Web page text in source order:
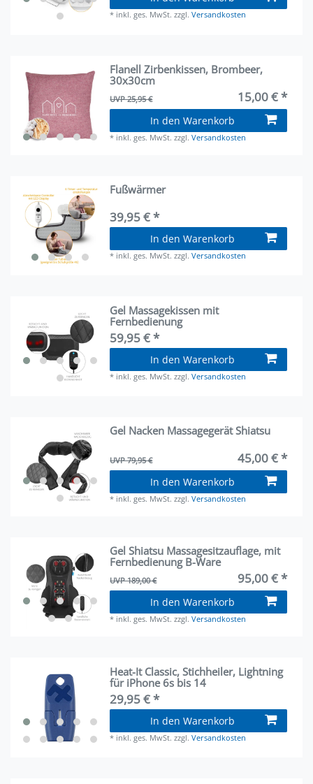
* inkl. ges. MwSt. zzgl.Versandkosten
Flanell Zirbenkissen, Brombeer,
30x30cm
UVP 25,95 € 15,00 € *
In den Warenkorb
* inkl. ges. MwSt. zzgl.Versandkosten
Fußwärmer
39,95 € *
In den Warenkorb
* inkl. ges. MwSt. zzgl.Versandkosten
Gel Massagekissen mit
Fernbedienung
59,95 € *
In den Warenkorb
* inkl. ges. MwSt. zzgl.Versandkosten
Gel Nacken Massagegerät Shiatsu
UVP 79,95 € 45,00 € *
In den Warenkorb
* inkl. ges. MwSt. zzgl.Versandkosten
Gel Shiatsu Massagesitzauflage, mit
Fernbedienung B-Ware
UVP 189,00 € 95,00 € *
In den Warenkorb
* inkl. ges. MwSt. zzgl.Versandkosten
Heat-It Classic, Stichheiler, Lightning
für iPhone 6s bis 14
29,95 € *
In den Warenkorb
* inkl. ges. MwSt. zzgl.Versandkosten